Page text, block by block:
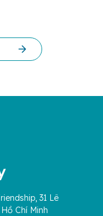
31 Lê
Chí Minh